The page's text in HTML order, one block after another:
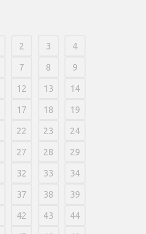
2 3 4
7 8 9
12 13 14
17 18 19
22 23 24
27 28 29
32 33 34
37 38 39
42 43 44